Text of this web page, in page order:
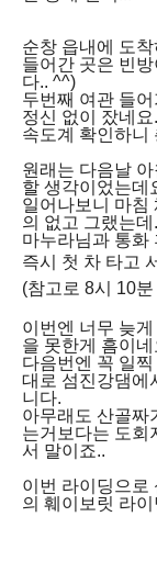
순창 읍내에 도
들어간 곳은 빈
다.. ^^)
두번째 여관 들
정신 없이 잤네요.
속도계 확인하니
원래는 다음날
할 생각이었는데
일어나보니 마침
의 없고 그랬는데
마누라님과 통화
즉시 첫 차 타고
(참고로 8시 10
이번엔 너무 늦
을 못한게 흠이
다음번엔 꼭 일
대로 섬진강댐에
니다.
아무래도 산골짜
는거보다는 도회
서 말이죠..
이번 라이딩으로
의 훼이보릿 라